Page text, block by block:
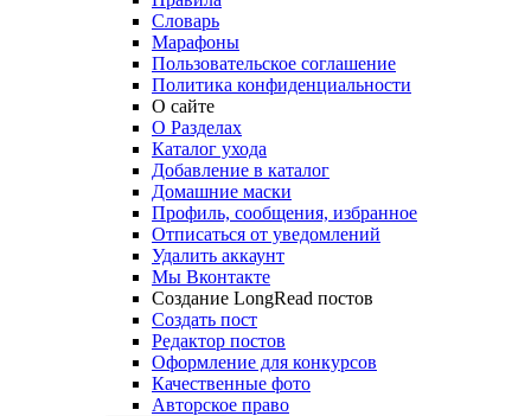
Словарь
Марафоны
Пользовательское соглашение
Политика конфиденциальности
О сайте
О Разделах
Каталог ухода
Добавление в каталог
Домашние маски
Профиль, сообщения, избранное
Отписаться от уведомлений
Удалить аккаунт
Мы Вконтакте
Создание LongRead постов
Создать пост
Редактор постов
Оформление для конкурсов
Качественные фото
Авторское право